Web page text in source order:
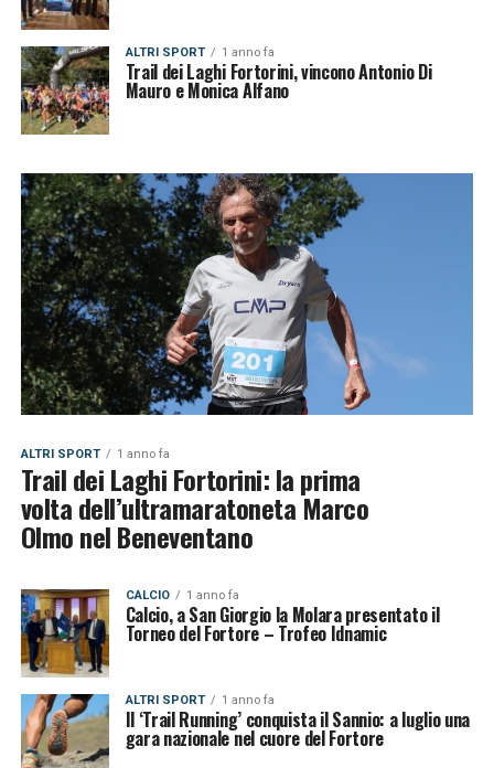
ALTRI SPORT 1 anno fa
Trail dei Laghi Fortorini, vincono Antonio Di
Mauro e Monica Alfano
ALTRI SPORT 1 anno fa
Trail dei Laghi Fortorini: la prima
volta dell’ultramaratoneta Marco
Olmo nel Beneventano
CALCIO 1 anno fa
Calcio, a San Giorgio la Molara presentato il
Torneo del Fortore – Trofeo Idnamic
ALTRI SPORT 1 anno fa
Il ‘Trail Running’ conquista il Sannio: a luglio una
gara nazionale nel cuore del Fortore